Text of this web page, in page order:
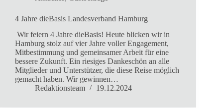
4 Jahre dieBasis Landesverband Hamburg
Wir feiern 4 Jahre dieBasis! Heute blicken wir in
Hamburg stolz auf vier Jahre voller Engagement,
Mitbestimmung und gemeinsamer Arbeit für eine
bessere Zukunft. Ein riesiges Dankeschön an alle
Mitglieder und Unterstützer, die diese Reise möglich
gemacht haben. Wir gewinnen…
Redaktionsteam
19.12.2024